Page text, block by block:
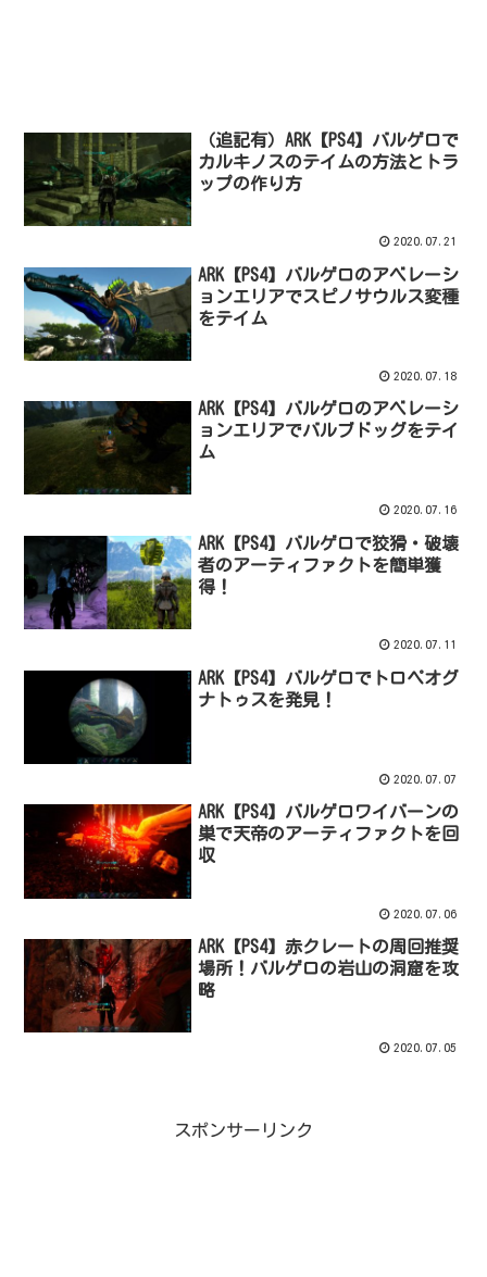
（追記有）ARK【PS4】バルゲロで
カルキノスのテイムの方法とトラ
ップの作り方
2020.07.21
ARK【PS4】バルゲロのアベレーシ
ョンエリアでスピノサウルス変種
をテイム
2020.07.18
ARK【PS4】バルゲロのアベレーシ
ョンエリアでバルブドッグをテイ
ム
2020.07.16
ARK【PS4】バルゲロで狡猾・破壊
者のアーティファクトを簡単獲
得！
2020.07.11
ARK【PS4】バルゲロでトロペオグ
ナトゥスを発見！
2020.07.07
ARK【PS4】バルゲロワイバーンの
巣で天帝のアーティファクトを回
収
2020.07.06
ARK【PS4】赤クレートの周回推奨
場所！バルゲロの岩山の洞窟を攻
略
2020.07.05
スポンサーリンク